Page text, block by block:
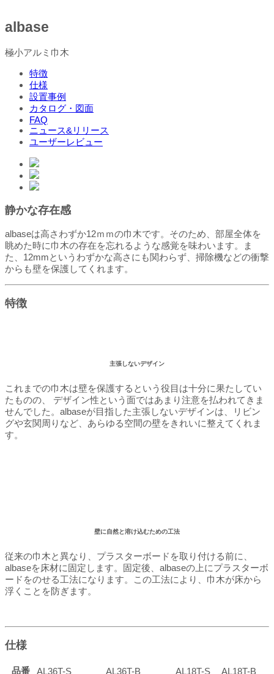
albase
極小アルミ巾木
特徴
仕様
設置事例
カタログ・図面
FAQ
ニュース&リリース
ユーザーレビュー
静かな存在感
albaseは高さわずか12ｍｍの巾木です。そのため、部屋全体を
眺めた時に巾木の存在を忘れるような感覚を味わいます。ま
た、12mmというわずかな高さにも関わらず、掃除機などの衝撃
からも壁を保護してくれます。
特徴
主張しないデザイン
これまでの巾木は壁を保護するという役目は十分に果たしてい
たものの、 デザイン性という面ではあまり注意を払われてきま
せんでした。albaseが目指した主張しないデザインは、リビン
グや玄関周りなど、あらゆる空間の壁をきれいに整えてくれま
す。
壁に自然と溶け込むための工法
従来の巾木と異なり、プラスターボードを取り付ける前に、
albaseを床材に固定します。固定後、albaseの上にプラスターボ
ードをのせる工法になります。この工法により、巾木が床から
浮くことを防ぎます。
仕様
品番 AL36T-S AL36T-B AL18T-S
AL18T-B